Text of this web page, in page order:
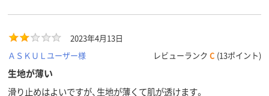
2023年4月13日
ＡＳＫＵＬユーザー様
レビューランク C (13ポイント)
生地が薄い
滑り止めはよいですが、生地が薄くて肌が透けます。